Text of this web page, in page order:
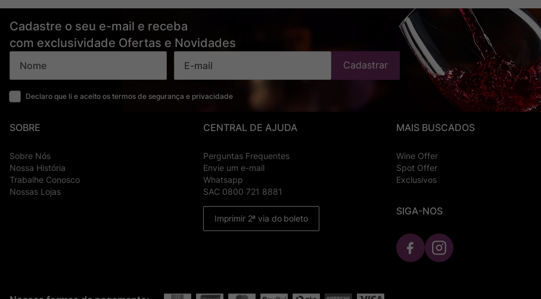
Cadastre o seu e-mail e receba
com exclusividade Ofertas e Novidades
Declaro que li e aceito os termos de segurança e privacidade
Cadastrar
SOBRE
Sobre Nós
Nossa História
Trabalhe Conosco
Nossas Lojas
CENTRAL DE AJUDA
Perguntas Frequentes
Envie um e-mail
Whatsapp
SAC 0800 721 8881
Imprimir 2ª via do boleto
MAIS BUSCADOS
Wine Offer
Spot Offer
Exclusivos
SIGA-NOS